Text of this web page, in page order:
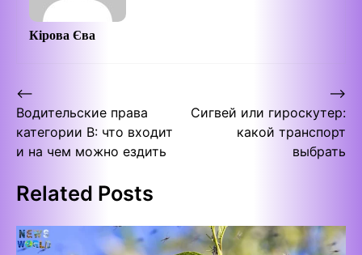
Кірова Єва
Post
navigation
⟵
Водительские права
категории В: что входит
и на чем можно ездить
Сигвей или гироскутер:
какой транспорт
выбрать
⟶
Related Posts